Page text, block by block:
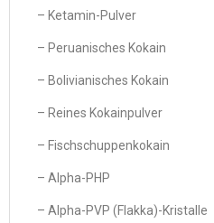
– Ketamin-Pulver
– Peruanisches Kokain
– Bolivianisches Kokain
– Reines Kokainpulver
– Fischschuppenkokain
– Alpha-PHP
– Alpha-PVP (Flakka)-Kristalle